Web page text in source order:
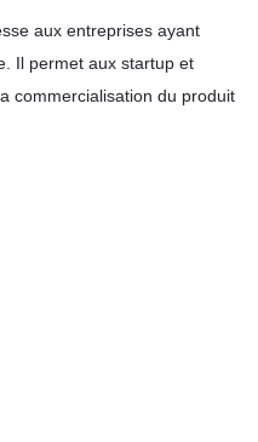
aux entreprises ayant
Il permet aux startup et
commercialisation du produit